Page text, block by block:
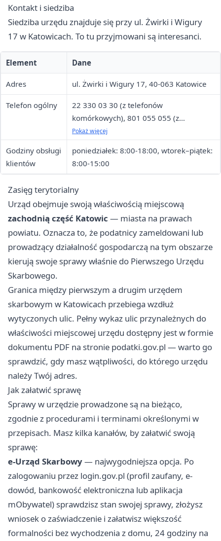
Kontakt i siedziba
Siedziba urzędu znajduje się przy ul. Żwirki i Wigury
17 w Katowicach. To tu przyjmowani są interesanci.
Element Dane
Adres ul. Żwirki i Wigury 17, 40-063 Katowice
Telefon ogólny
22 330 03 30 (z telefonów
komórkowych), 801 055 055 (z
telefonów stacjonarnych)
Pokaż więcej
Godziny obsługi
klientów
poniedziałek: 8:00-18:00, wtorek–piątek:
8:00-15:00
Zasięg terytorialny
Urząd obejmuje swoją właściwością miejscową
zachodnią część Katowic — miasta na prawach
powiatu. Oznacza to, że podatnicy zameldowani lub
prowadzący działalność gospodarczą na tym obszarze
kierują swoje sprawy właśnie do Pierwszego Urzędu
Skarbowego.
Granica między pierwszym a drugim urzędem
skarbowym w Katowicach przebiega wzdłuż
wytyczonych ulic. Pełny wykaz ulic przynależnych do
właściwości miejscowej urzędu dostępny jest w formie
dokumentu PDF na stronie podatki.gov.pl — warto go
sprawdzić, gdy masz wątpliwości, do którego urzędu
należy Twój adres.
Jak załatwić sprawę
Sprawy w urzędzie prowadzone są na bieżąco,
zgodnie z procedurami i terminami określonymi w
przepisach. Masz kilka kanałów, by załatwić swoją
sprawę:
e-Urząd Skarbowy— najwygodniejsza opcja. Po
zalogowaniu przez login.gov.pl (profil zaufany, e-
dowód, bankowość elektroniczna lub aplikacja
mObywatel) sprawdzisz stan swojej sprawy, złożysz
wniosek o zaświadczenie i załatwisz większość
formalności bez wychodzenia z domu, 24 godziny na